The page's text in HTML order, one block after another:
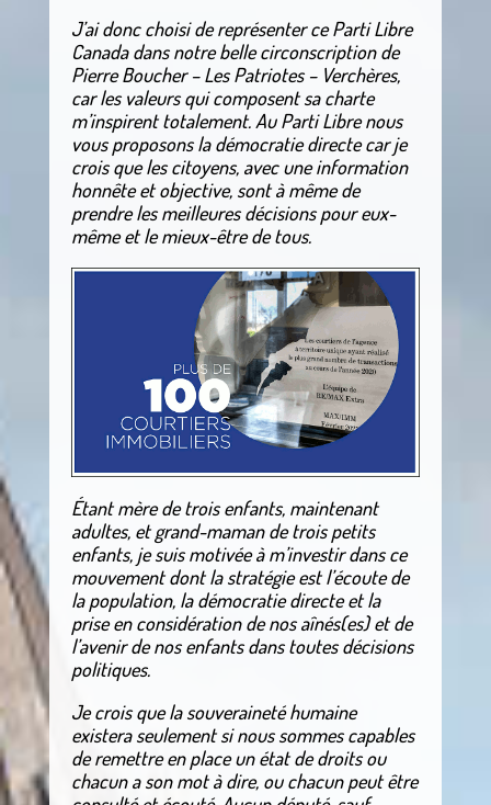
J’ai donc choisi de représenter ce Parti Libre
Canada dans notre belle circonscription de
Pierre Boucher – Les Patriotes – Verchères,
car les valeurs qui composent sa charte
m’inspirent totalement. Au Parti Libre nous
vous proposons la démocratie directe car je
crois que les citoyens, avec une information
honnête et objective, sont à même de
prendre les meilleures décisions pour eux-
même et le mieux-être de tous.
Étant mère de trois enfants, maintenant
adultes, et grand-maman de trois petits
enfants, je suis motivée à m’investir dans ce
mouvement dont la stratégie est l’écoute de
la population, la démocratie directe et la
prise en considération de nos aînés(es) et de
l’avenir de nos enfants dans toutes décisions
politiques.
Je crois que la souveraineté humaine
existera seulement si nous sommes capables
de remettre en place un état de droits ou
chacun a son mot à dire, ou chacun peut être